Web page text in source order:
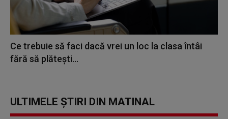
Ce trebuie să faci dacă vrei un loc la clasa întâi
fără să plătești...
ULTIMELE ȘTIRI DIN MATINAL